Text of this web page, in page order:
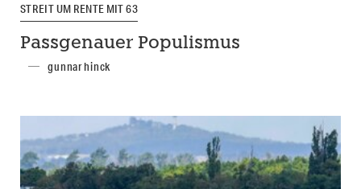
STREIT UM RENTE MIT 63
Passgenauer Populismus
gunnar hinck